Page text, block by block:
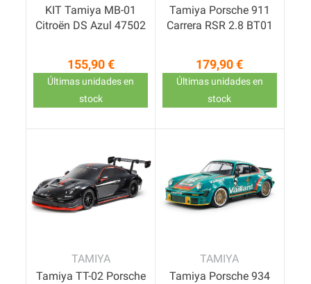
KIT Tamiya MB-01
Citroën DS Azul 47502
Precio
155,90 €
Últimas unidades en
stock
Tamiya Porsche 911
Carrera RSR 2.8 BT01
Precio
179,90 €
Últimas unidades en
stock
TAMIYA
Tamiya TT-02 Porsche
TAMIYA
Tamiya Porsche 934